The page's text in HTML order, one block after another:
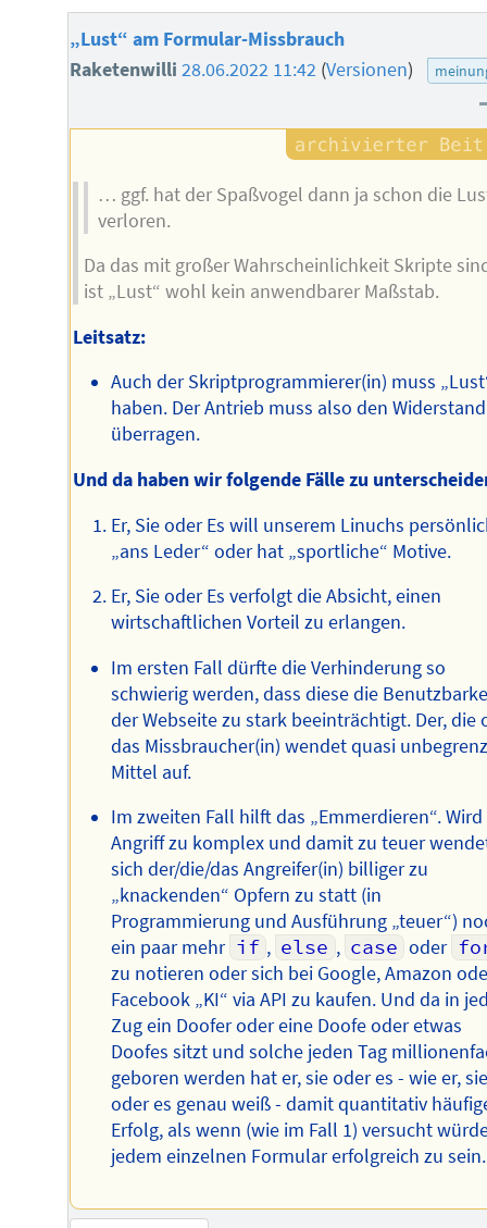
„Lust“ am Formular-Missbrauch
Raketenwilli28.06.2022 11:42 (Versionen)
… ggf. hat der Spaßvogel dann ja schon die
verloren.
Da das mit großer Wahrscheinlichkeit Skripte
ist „Lust“ wohl kein anwendbarer Maßstab.
Leitsatz:
Auch der Skriptprogrammierer(in) muss
haben. Der Antrieb muss also den Widerstand
überragen.
Und da haben wir folgende Fälle zu
Er, Sie oder Es will unserem Linuchs
„ans Leder“ oder hat „sportliche“ Motive.
Er, Sie oder Es verfolgt die Absicht, einen
wirtschaftlichen Vorteil zu erlangen.
Im ersten Fall dürfte die Verhinderung so
schwierig werden, dass diese die
der Webseite zu stark beeinträchtigt. Der, die
das Missbraucher(in) wendet quasi
Mittel auf.
Im zweiten Fall hilft das „Emmerdieren“.
Angriff zu komplex und damit zu teuer
sich der/die/das Angreifer(in) billiger zu
„knackenden“ Opfern zu statt (in
Programmierung und Ausführung „teuer“)
ein paar mehr if , else , case oder
zu notieren oder sich bei Google, Amazon
Facebook „KI“ via API zu kaufen. Und da in
Zug ein Doofer oder eine Doofe oder etwas
Doofes sitzt und solche jeden Tag
geboren werden hat er, sie oder es - wie er,
oder es genau weiß - damit quantitativ
Erfolg, als wenn (wie im Fall 1) versucht
jedem einzelnen Formular erfolgreich zu sein.